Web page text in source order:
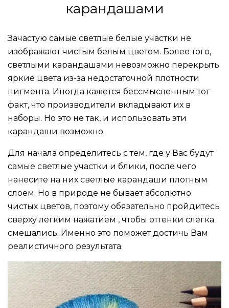
карандашами
Зачастую самые светлые белые участки не
изображают чистым белым цветом. Более того,
светлыми карандашами невозможно перекрыть
яркие цвета из-за недостаточной плотности
пигмента. Иногда кажется бессмысленным тот
факт, что производители вкладывают их в
наборы. Но это не так, и использовать эти
карандаши возможно.
Для начала определитесь с тем, где у Вас будут
самые светлые участки и блики, после чего
нанесите на них светлые карандаши плотным
слоем. Но в природе не бывает абсолютно
чистых цветов, поэтому обязательно пройдитесь
сверху легким нажатием , чтобы оттенки слегка
смешались. Именно это поможет достичь Вам
реалистичного результата.